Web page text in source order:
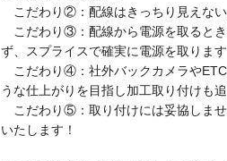
こだわり②：配線はきっちり見えない
こだわり③：配線から電源を取ると
ず、スプライスで確実に電源を取ります
こだわり④：社外バックカメラや
うな仕上がりを目指し加工取り付けも
こだわり⑤：取り付けには妥協しま
いたします！